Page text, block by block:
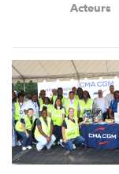
Acteurs